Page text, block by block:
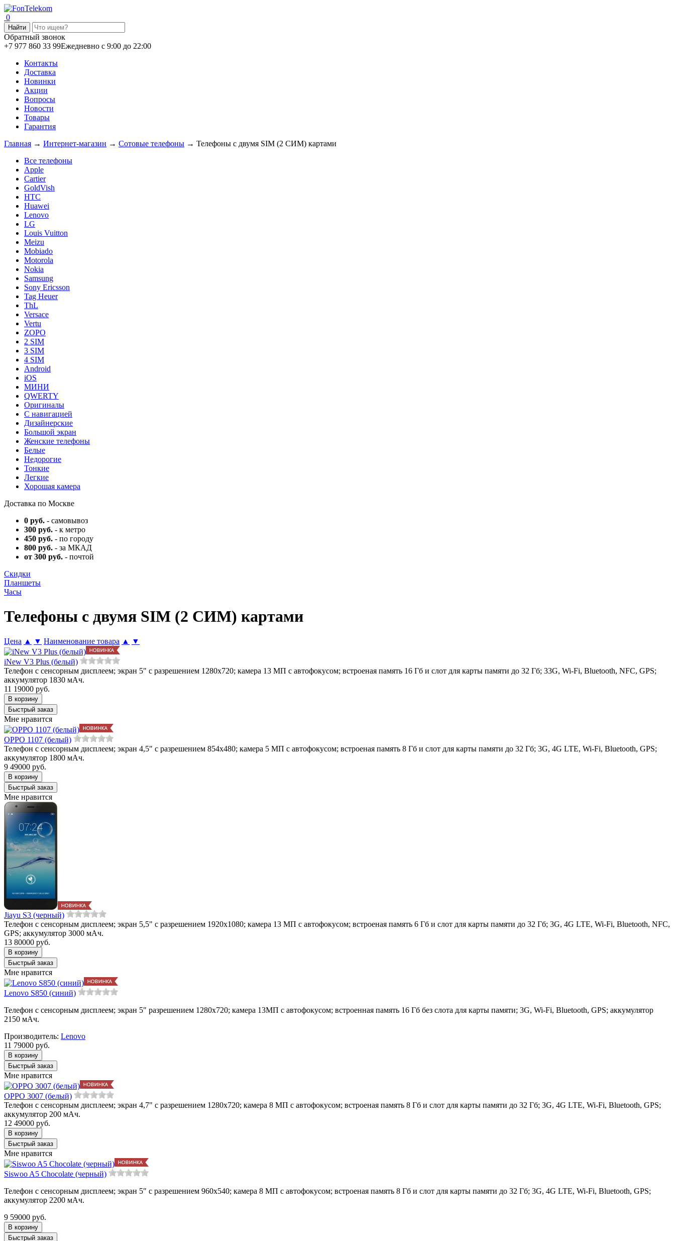
0
Обратный звонок
+7 977 860 33 99Ежедневно с 9:00 до 22:00
Контакты
Доставка
Новинки
Акции
Вопросы
Новости
Товары
Гарантия
Главная → Интернет-магазин → Сотовые телефоны → Телефоны с двумя SIM (2 СИМ) картами
Все телефоны
Apple
Cartier
GoldVish
HTC
Huawei
Lenovo
LG
Louis Vuitton
Meizu
Mobiado
Motorola
Nokia
Samsung
Sony Ericsson
Tag Heuer
ThL
Versace
Vertu
ZOPO
2 SIM
3 SIM
4 SIM
Android
iOS
МИНИ
QWERTY
Оригиналы
С навигацией
Дизайнерские
Большой экран
Женские телефоны
Белые
Недорогие
Тонкие
Легкие
Хорошая камера
Доставка по Москве
0 руб. - самовывоз
300 руб. - к метро
450 руб. - по городу
800 руб. - за МКАД
от 300 руб. - почтой
Скидки
Планшеты
Часы
Телефоны с двумя SIM (2 СИМ) картами
Цена ▲ ▼ Наименование товара ▲ ▼
iNew V3 Plus (белый)
Телефон с сенсорным дисплеем; экран 5" с разрешением 1280x720; камера 13 МП с автофокусом; встроеная память 16 Гб и слот для карты памяти до 32 Гб; 33G, Wi-Fi, Bluetooth, NFC, GPS;
аккумулятор 1830 мАч.
11 19000 руб.
Мне нравится
OPPO 1107 (белый)
Телефон с сенсорным дисплеем; экран 4,5" с разрешением 854x480; камера 5 МП с автофокусом; встроеная память 8 Гб и слот для карты памяти до 32 Гб; 3G, 4G LTE, Wi-Fi, Bluetooth, GPS;
аккумулятор 1800 мАч.
9 49000 руб.
Мне нравится
Jiayu S3 (черный)
Телефон с сенсорным дисплеем; экран 5,5" с разрешением 1920x1080; камера 13 МП с автофокусом; встроеная память 6 Гб и слот для карты памяти до 32 Гб; 3G, 4G LTE, Wi-Fi, Bluetooth, NFC,
GPS; аккумулятор 3000 мАч.
13 80000 руб.
Мне нравится
Lenovo S850 (синий)
Телефон с сенсорным дисплеем; экран 5" разрешением 1280x720; камера 13МП с автофокусом; встроенная память 16 Гб без слота для карты памяти; 3G, Wi-Fi, Bluetooth, GPS; аккумулятор
2150 мАч.
Производитель: Lenovo
11 79000 руб.
Мне нравится
OPPO 3007 (белый)
Телефон с сенсорным дисплеем; экран 4,7" с разрешением 1280x720; камера 8 МП с автофокусом; встроеная память 8 Гб и слот для карты памяти до 32 Гб; 3G, 4G LTE, Wi-Fi, Bluetooth, GPS;
аккумулятор 200 мАч.
12 49000 руб.
Мне нравится
Siswoo A5 Chocolate (черный)
Телефон с сенсорным дисплеем; экран 5" с разрешением 960x540; камера 8 МП с автофокусом; встроеная память 8 Гб и слот для карты памяти до 32 Гб; 3G, 4G LTE, Wi-Fi, Bluetooth, GPS;
аккумулятор 2200 мАч.
9 59000 руб.